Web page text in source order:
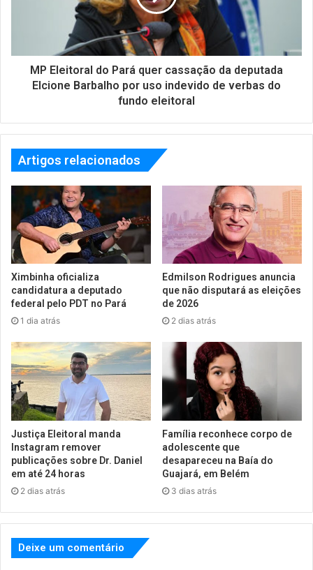
MP Eleitoral do Pará quer cassação da deputada
Elcione Barbalho por uso indevido de verbas do
fundo eleitoral
Artigos relacionados
Ximbinha oficializa
candidatura a deputado
federal pelo PDT no Pará
1 dia atrás
Edmilson Rodrigues anuncia
que não disputará as eleições
de 2026
2 dias atrás
Justiça Eleitoral manda
Instagram remover
publicações sobre Dr. Daniel
em até 24 horas
2 dias atrás
Família reconhece corpo de
adolescente que
desapareceu na Baía do
Guajará, em Belém
3 dias atrás
Deixe um comentário